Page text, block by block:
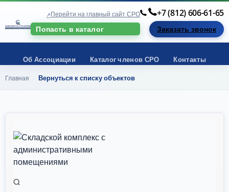
Перейти на главный сайт СРО
Попасть в каталог
+7 (812) 606-61-65
Заказать звонок
Об Ассоциации Каталог членов СРО Контакты
Главная Вернуться к списку объектов